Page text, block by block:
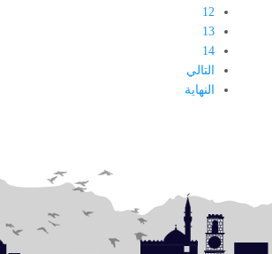
12
13
14
التالي
النهاية